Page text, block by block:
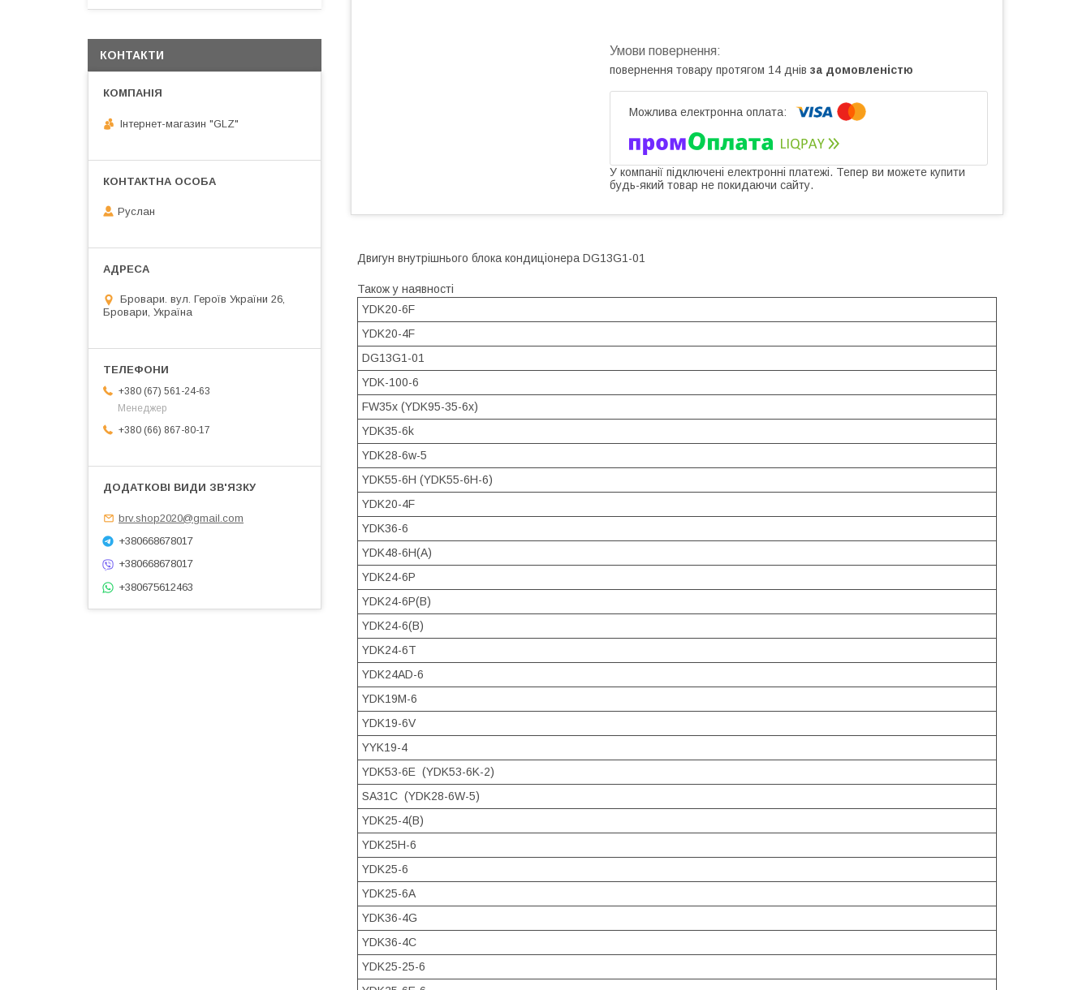
повернення товару протягом 14 днів за домовленістю
У компанії підключені електронні платежі. Тепер ви можете купити
будь-який товар не покидаючи сайту.
Двигун внутрішнього блока кондиціонера DG13G1-01
Також у наявності
YDK20-6F
YDK20-4F
DG13G1-01
YDK-100-6
FW35x (YDK95-35-6x)
YDK35-6k
YDK28-6w-5
YDK55-6H (YDK55-6H-6)
YDK20-4F
YDK36-6
YDK48-6H(A)
YDK24-6P
YDK24-6P(B)
YDK24-6(B)
YDK24-6T
YDK24AD-6
YDK19M-6
YDK19-6V
YYK19-4
YDK53-6E (YDK53-6K-2)
SA31C (YDK28-6W-5)
YDK25-4(B)
YDK25H-6
YDK25-6
YDK25-6A
YDK36-4G
YDK36-4C
YDK25-25-6
КОНТАКТИ
Інтернет-магазин "GLZ"
Руслан
Бровари. вул. Героїв України 26,
Бровари, Україна
+380 (67) 561-24-63
Менеджер
+380 (66) 867-80-17
brv.shop2020@gmail.com
+380668678017
+380668678017
+380675612463